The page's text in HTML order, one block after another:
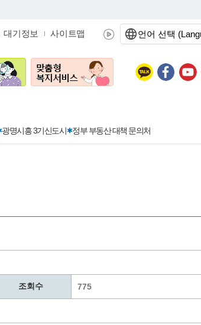
대기정보 사이트맵
광명시흥 3기신도시 정부 부동산 대책 문의처
정보공개현황
지방공기업
명
정부24
민원서비스 종합평가 결
장학금
문화관광
착한가격지정업소
조회수 775
언어 선택